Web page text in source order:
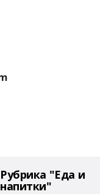
Рубрика "Еда и
напитки"